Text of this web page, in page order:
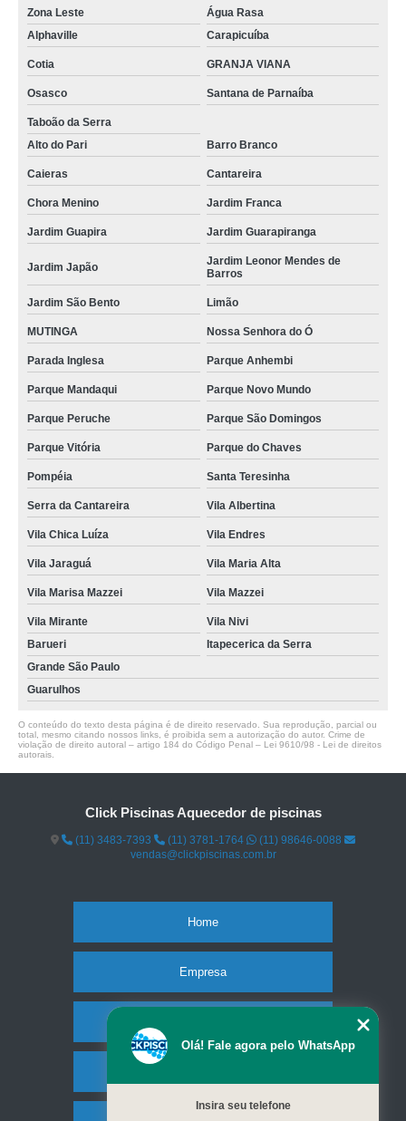
Zona Leste
Água Rasa
Alphaville
Carapicuíba
Cotia GRANJA VIANA
Osasco Santana de Parnaíba
Taboão da Serra
Alto do Pari
Barro Branco
Caieras Cantareira
Chora Menino Jardim Franca
Jardim Guapira Jardim Guarapiranga
Jardim Japão
Jardim Leonor Mendes de
Barros
Jardim São Bento Limão
MUTINGA Nossa Senhora do Ó
Parada Inglesa Parque Anhembi
Parque Mandaqui Parque Novo Mundo
Parque Peruche Parque São Domingos
Parque Vitória Parque do Chaves
Pompéia Santa Teresinha
Serra da Cantareira Vila Albertina
Vila Chica Luíza Vila Endres
Vila Jaraguá Vila Maria Alta
Vila Marisa Mazzei Vila Mazzei
Vila Mirante
Vila Nivi
Barueri
Itapecerica da Serra
Grande São Paulo
Guarulhos
O conteúdo do texto desta página é de direito reservado. Sua reprodução, parcial ou
total, mesmo citando nossos links, é proibida sem a autorização do autor. Crime de
violação de direito autoral – artigo 184 do Código Penal – Lei 9610/98 - Lei de direitos
autorais
Click Piscinas Aquecedor de piscinas
(11) 3483-7393 (11) 3781-1764
(11) 98646-0088
vendas@clickpiscinas.com.br
Home
Empresa
Olá! Fale agora pelo WhatsApp
Insira seu telefone